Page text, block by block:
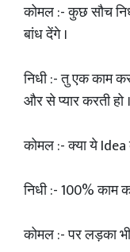
कोमल :- कुछ सौच
बांध देंगे ।
निधी :- तु एक काम
और से प्यार करती हो ।
कोमल :- क्या ये Idea
निधी :- 100% काम
कोमल :- पर लड़का भी